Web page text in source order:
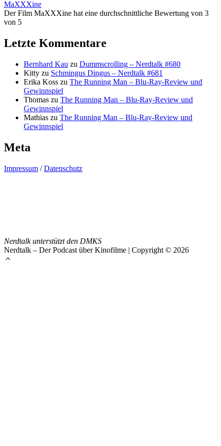
MaXXXine
Der Film MaXXXine hat eine durchschnittliche Bewertung von 3
von 5
Letzte Kommentare
Bernhard Kau zu Dummscrolling – Nerdtalk #680
Kitty zu Schmingus Dingus – Nerdtalk #681
Erika Koss zu The Running Man – Blu-Ray-Review und
Gewinnspiel
Thomas zu The Running Man – Blu-Ray-Review und
Gewinnspiel
Mathias zu The Running Man – Blu-Ray-Review und
Gewinnspiel
Meta
Impressum /Datenschutz
Nerdtalk unterstützt den DMKS
Nerdtalk – Der Podcast über Kinofilme | Copyright © 2026